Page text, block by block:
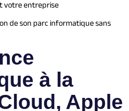
votre entreprise
de son parc informatique sans
à la
Apple